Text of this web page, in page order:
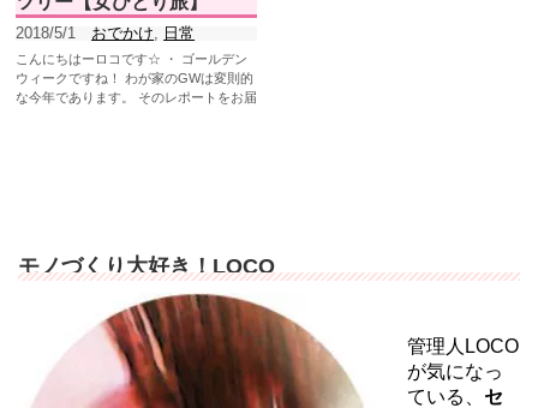
2018/5/1 おでかけ, 日常
こんにちはーロコです☆ ・ ゴールデン
ウィークですね！ わが家のGWは変則的
な今年であります。 そのレポートをお届
モノづくり大好き！LOCO
管理人LOCO
が気になっ
ている、 セ